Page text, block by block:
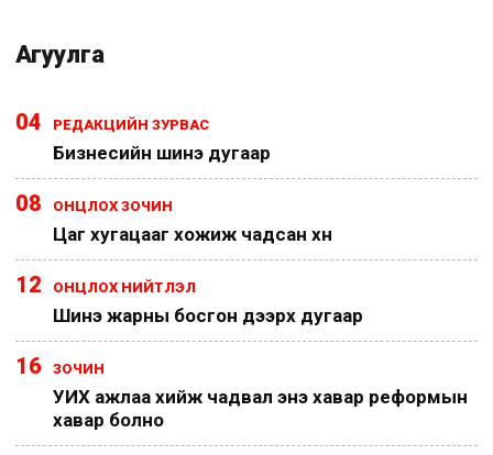
Агуулга
04 РЕДАКЦИЙН ЗУРВАС
Бизнесийн шинэ дугаар
08 ОНЦЛОХ ЗОЧИН
Цаг хугацааг хожиж чадсан хүн
12 ОНЦЛОХ НИЙТЛЭЛ
Шинэ жарны босгон дээрх дугаар
16 ЗОЧИН
УИХ ажлаа хийж чадвал энэ хавар реформын
хавар болно